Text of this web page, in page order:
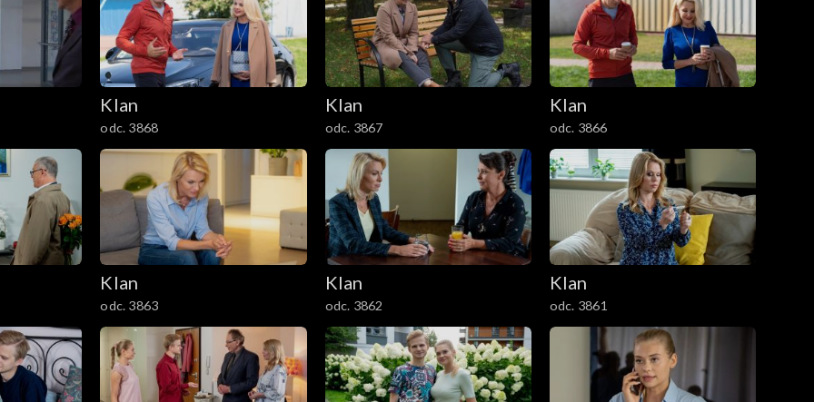
Klan
odc. 3868
Klan
odc. 3867
Klan
odc. 3866
Klan
odc. 3863
Klan
odc. 3862
Klan
odc. 3861